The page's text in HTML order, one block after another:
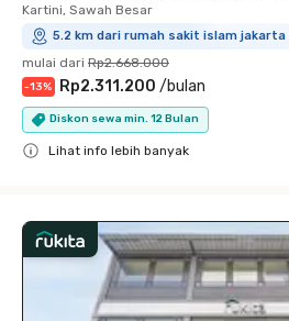
Kartini, Sawah Besar
5.2 km dari rumah sakit islam jakarta
mulai dari Rp2.668.000
-13% Rp2.311.200 /bulan
Diskon sewa min. 12 Bulan
Lihat info lebih banyak